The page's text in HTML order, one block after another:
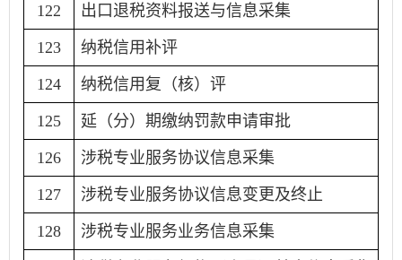
122 出口退税资料报送与信息采集
123 纳税信用补评
124 纳税信用复（核）评
125 延（分）期缴纳罚款申请审批
126 涉税专业服务协议信息采集
127 涉税专业服务协议信息变更及终止
128 涉税专业服务业务信息采集